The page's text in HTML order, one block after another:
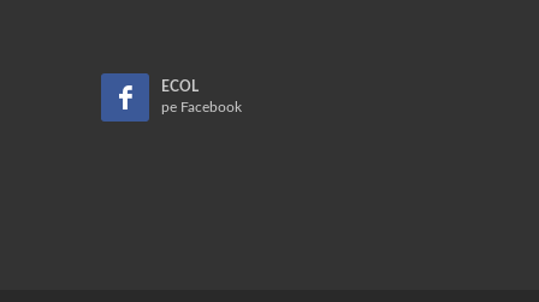
ECOL
pe Facebook